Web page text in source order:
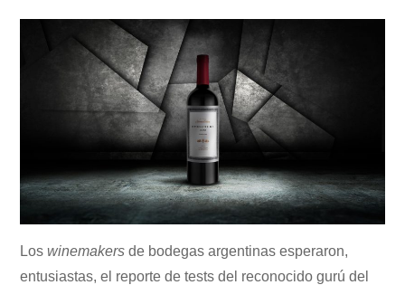
Loswinemakers de bodegas argentinas esperaron,
entusiastas, el reporte de tests del reconocido gurú del